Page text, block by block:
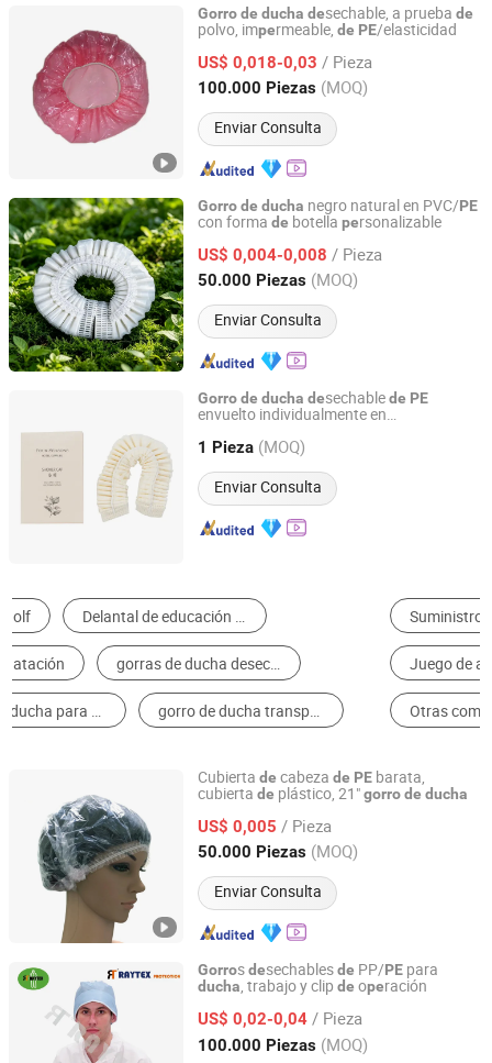
Gorrode ducha desechable, a prueba de
polvo, impermeable, de PE/elasticidad
US$ 0,018-0,03 / Pieza
100.000 Piezas (MOQ)
Enviar Consulta
Hubei Ruichen Protective Products Co., Ltd
Hubei, China Desde 2025
Gorrode ducha negro natural en PVC/PE
con forma de botella personalizable
US$ 0,004-0,008 / Pieza
50.000 Piezas (MOQ)
Enviar Consulta
Yangzhou New Lotus Plastic & Daily Chemicals Co., Ltd.
Jiangsu, China Desde 2025
Gorrode ducha desechablede PE
envuelto individualmente en
1 Pieza (MOQ)
Enviar Consulta
Yangzhou Zunzhu Tourism Supplies Co., Ltd
Jiangsu, China Desde 2025
Suministros Médicos Desechables Productos de baño para hoteles
Juego de artículos de tocador para hoteles Gorro Desechable
Otras comodidades del hotel Gorro de Ducha
Cubierta de cabeza de PE barata,
cubierta de plástico, 21"gorrode ducha
US$ 0,005 / Pieza
50.000 Piezas (MOQ)
Enviar Consulta
Xiantao Topmed Nonwoven Protective Products Co., Ltd.
Hubei, China Desde 2008
Gorrosdesechablesde PP/PE para
ducha, trabajo y clip de operación
US$ 0,02-0,04 / Pieza
100.000 Piezas (MOQ)
Wuhan Raytex Protection Co., Ltd.
Hubei, China Desde 2012